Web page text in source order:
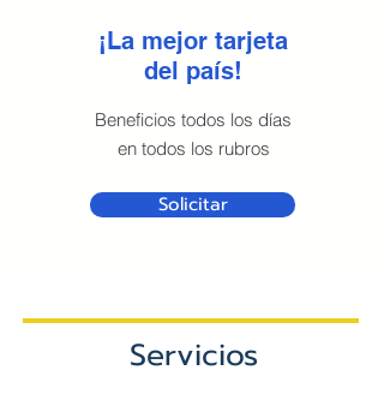
¡La mejor tarjeta
del país!
Beneficios todos los días
en todos los rubros
Solicitar
Servicios